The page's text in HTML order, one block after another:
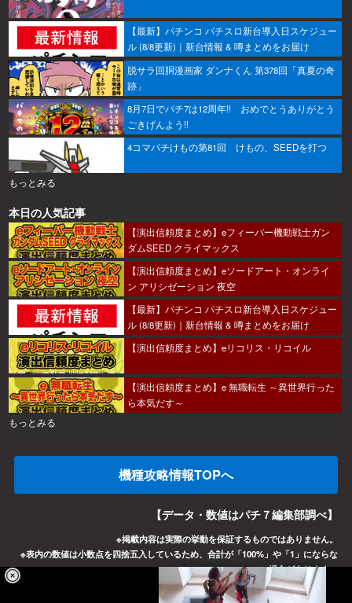
【最新】パチンコ パチスロ新台導入日スケジュー
ル (8/8更新)｜新台情報 & 噂まとめをお届け
脱サラ回胴漫画家 ダンナくん 第378回「真夏の奇
跡」
8月7日でパチ7は12周年!! おめでとうありがとう
ごきげんよう!!
4コマパチけもの第81回 けもの、SEEDを打つ
もっとみる
本日の人気記事
【演出信頼度まとめ】eフィーバー機動戦士ガン
ダムSEED クライマックス
【演出信頼度まとめ】eソードアート・オンライ
ン アリシゼーション 夜空
【最新】パチンコ パチスロ新台導入日スケジュー
ル (8/8更新)｜新台情報 & 噂まとめをお届け
【演出信頼度まとめ】eリコリス・リコイル
【演出信頼度まとめ】e 無職転生 ～異世界行った
ら本気だす～
もっとみる
機種攻略情報TOPへ
【データ・数値はパチ７編集部調べ】
※掲載内容は実際の挙動を保証するものではありません。
※表内の数値は小数点を四捨五入しているため、合計が「100%」や「1」にならな
い場合があります。